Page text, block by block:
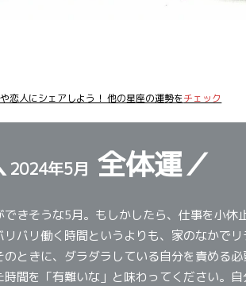
恋人にシェアしよう！ 他の星座の運勢をチェック
2024年5月 全体運／
きそうな5月。もしかしたら、仕事を小休
バリ働く時間というよりも、家のなかで
ときに、ダラダラしている自分を責める
間を「有難いな」と味わってください。